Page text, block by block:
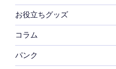
お役立ちグッズ
コラム
パンク